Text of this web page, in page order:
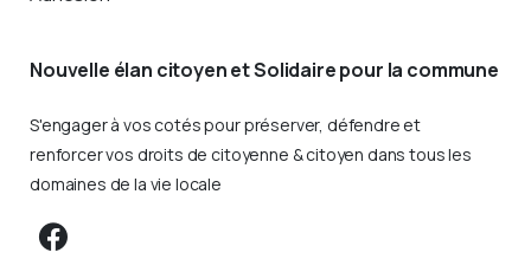
Nouvelle élan citoyen et Solidaire pour la commune
S'engager à vos cotés pour préserver, défendre et
renforcer vos droits de citoyenne & citoyen dans tous les
domaines de la vie locale